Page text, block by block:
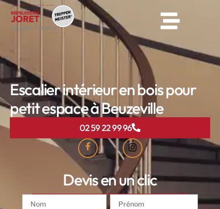
Escalier intérieur en bois pour
petit espace à Beuzeville
02 59 22 99 96
Devis en un clic